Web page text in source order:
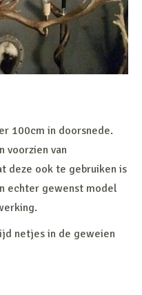
100cm in doorsnede.
voorzien van
deze ook te gebruiken is
echter gewenst model
netjes in de geweien